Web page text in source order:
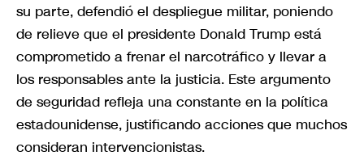
su parte, defendió el despliegue militar, poniendo
de relieve que el presidente Donald Trump está
comprometido a frenar el narcotráfico y llevar a
los responsables ante la justicia. Este argumento
de seguridad refleja una constante en la política
estadounidense, justificando acciones que muchos
consideran intervencionistas.